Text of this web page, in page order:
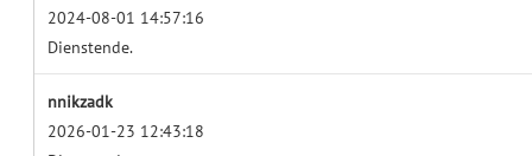
2024-08-01 14:57:16
Dienstende.
nnikzadk
2026-01-23 12:43:18